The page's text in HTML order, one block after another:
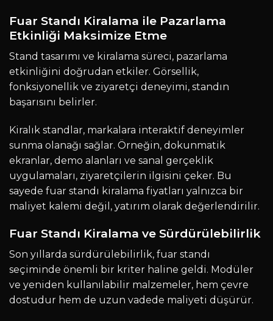
Fuar Standı Kiralama ile Pazarlama
Etkinliği Maksimize Etme
Stand tasarımı ve kiralama süreci, pazarlama
etkinliğini doğrudan etkiler. Görsellik,
fonksiyonellik ve ziyaretçi deneyimi, standın
başarısını belirler.
Kiralık standlar, markalara interaktif deneyimler
sunma olanağı sağlar. Örneğin, dokunmatik
ekranlar, demo alanları ve sanal gerçeklik
uygulamaları, ziyaretçilerin ilgisini çeker. Bu
sayede fuar standı kiralama fiyatları yalnızca bir
maliyet kalemi değil, yatırım olarak değerlendirilir.
Fuar Standı Kiralama ve Sürdürülebilirlik
Son yıllarda sürdürülebilirlik, fuar standı
seçiminde önemli bir kriter haline geldi. Modüler
ve yeniden kullanılabilir malzemeler, hem çevre
dostudur hem de uzun vadede maliyeti düşürür.